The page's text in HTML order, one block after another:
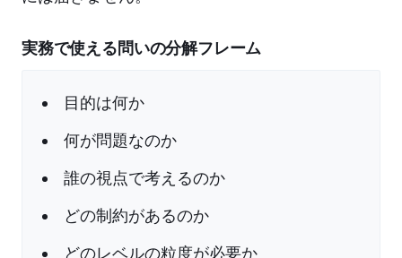
実務で使える問いの分解フレーム
目的は何か
何が問題なのか
誰の視点で考えるのか
どの制約があるのか
どのレベルの粒度が必要か